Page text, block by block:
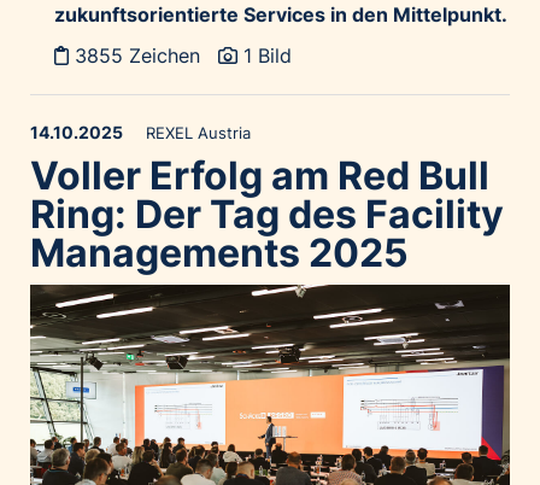
zukunftsorientierte Services in den Mittelpunkt.
3855 Zeichen
1 Bild
14.10.2025 REXEL Austria
Voller Erfolg am Red Bull
Ring: Der Tag des Facility
Managements 2025